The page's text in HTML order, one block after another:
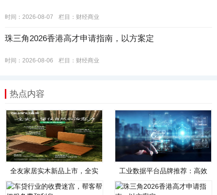
时间：2026-08-07 栏目： 财经商业
珠三角2026香港高才申请指南，以方案定
时间：2026-08-06 栏目： 财经商业
热点内容
全友家居实木新品上市，全实
工业数据平台品牌推荐：高效